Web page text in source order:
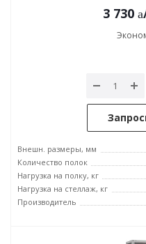
3 730
Внешн. размеры, мм
Количество полок
Нагрузка на полку, кг
Нагрузка на стеллаж, кг
Производитель